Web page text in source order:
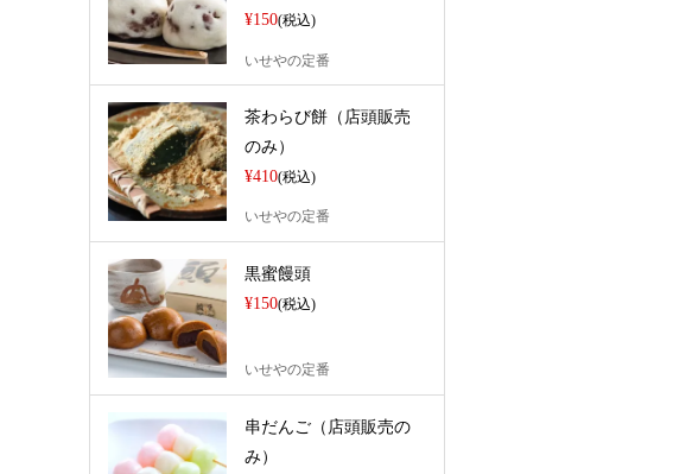
¥150(税込)
いせやの定番
茶わらび餅（店頭販売
のみ）
¥410(税込)
いせやの定番
黒蜜饅頭
¥150(税込)
いせやの定番
串だんご（店頭販売の
み）